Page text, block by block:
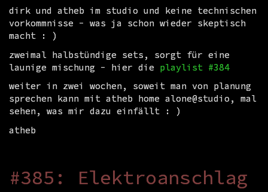
dirk und atheb im studio und keine technischen
vorkommnisse - was ja schon wieder skeptisch
macht : )
zweimal halbstündige sets, sorgt für eine
launige mischung - hier die playlist #384
weiter in zwei wochen, soweit man von planung
sprechen kann mit atheb home alone@studio, mal
sehen, was mir dazu einfällt : )
atheb
#385: Elektroanschlag